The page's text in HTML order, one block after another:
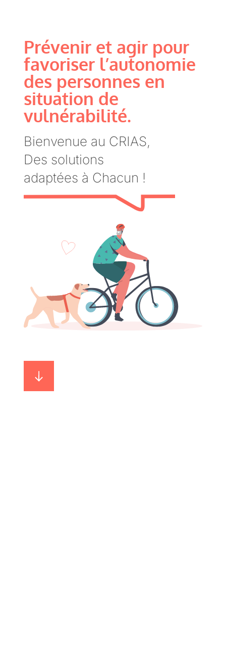
Prévenir et agir pour
favoriser l’autonomie
des personnes en
situation de
vulnérabilité.
Bienvenue au CRIAS,
Des solutions
adaptées à Chacun !